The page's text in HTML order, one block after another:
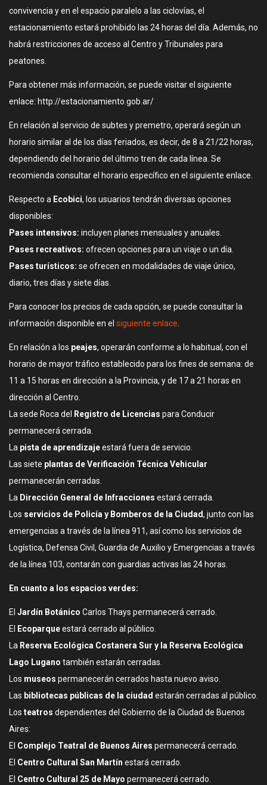
convivencia y en el espacio paralelo a las ciclovías, el
estacionamiento estará prohibido las 24 horas del día. Además, no
habrá restricciones de acceso al Centro y Tribunales para
peatones.
Para obtener más información, se puede visitar el siguiente
enlace: http://estacionamiento.gob.ar/
En relación al servicio de subtes y premetro, operará según un
horario similar al de los días feriados, es decir, de 8 a 21/22 horas,
dependiendo del horario del último tren de cada línea. Se
recomienda consultar el horario específico en el siguiente enlace.
Respecto a Ecobici, los usuarios tendrán diversas opciones
disponibles:
Pases intensivos: incluyen planes mensuales y anuales.
Pases recreativos: ofrecen opciones para un viaje o un día.
Pases turísticos: se ofrecen en modalidades de viaje único,
diario, tres días y siete días.
Para conocer los precios de cada opción, se puede consultar la
información disponible en el siguiente enlace
En relación a los peajes, operarán conforme a lo habitual, con el
horario de mayor tráfico establecido para los fines de semana: de
11 a 15 horas en dirección a la Provincia, y de 17 a 21 horas en
dirección al Centro.
La sede Roca del
Registro de Licencias para Conducir
permanecerá cerrada.
La pista de aprendizajeestará fuera de servicio.
Las siete plantas de Verificación Técnica Vehicular
permanecerán cerradas.
La Dirección General de Infracciones estará cerrada.
Los servicios de Policía y Bomberos de la Ciudad, junto con las
emergencias a través de la línea 911, así como los servicios de
Logística, Defensa Civil, Guardia de Auxilio y Emergencias a través
de la línea 103, contarán con guardias activas las 24 horas.
En cuanto a los espacios verdes:
El Jardín Botánico Carlos Thays permanecerá cerrado.
El
Ecoparqueestará cerrado al público.
La Reserva Ecológica Costanera Sur y la Reserva Ecológica
Lago Lugano también estarán cerradas.
Los museos permanecerán cerrados hasta nuevo aviso.
Las bibliotecas públicas de la ciudad estarán cerradas al público.
Los teatros dependientes del Gobierno de la Ciudad de Buenos
Aires:
El Complejo Teatral de Buenos Aires permanecerá cerrado.
El Centro Cultural San Martín estará cerrado.
El Centro Cultural 25 de Mayo permanecerá cerrado.